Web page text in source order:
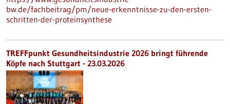
bw.de/fachbeitrag/pm/neue-erkenntnisse-zu-den-ersten-
schritten-der-proteinsynthese
TREFFpunkt Gesundheitsindustrie 2026 bringt führende
Köpfe nach Stuttgart - 23.03.2026